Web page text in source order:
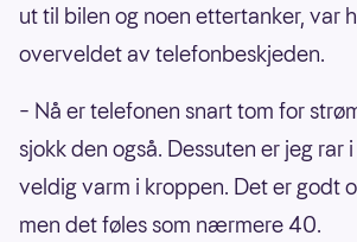
ut til bilen og noen ettertanker, var
overveldet av telefonbeskjeden.
– Nå er telefonen snart tom for
sjokk den også. Dessuten er jeg rar
veldig varm i kroppen. Det er godt
men det føles som nærmere 40.